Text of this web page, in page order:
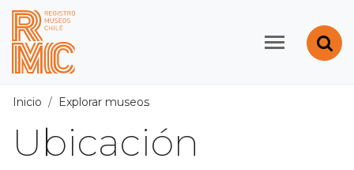
Contenido principal
Registro de Museos
Inicio Explorar museos
Ubicación